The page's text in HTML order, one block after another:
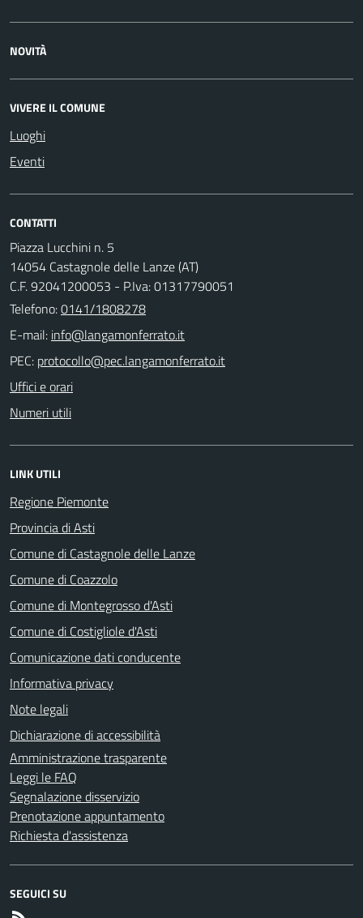
NOVITÀ
VIVERE IL COMUNE
Luoghi
Eventi
CONTATTI
Piazza Lucchini n. 5
14054 Castagnole delle Lanze (AT)
C.F. 92041200053 - P.Iva: 01317790051
Telefono:0141/1808278
E-mail:
PEC:
Uffici e orari
Numeri utili
LINK UTILI
Regione Piemonte
Provincia di Asti
Comune di Castagnole delle Lanze
Comune di Coazzolo
Comune di Montegrosso d'Asti
Comune di Costigliole d'Asti
Comunicazione dati conducente
Informativa privacy
Note legali
Dichiarazione di accessibilità
Amministrazione trasparente
Leggi le FAQ
Segnalazione disservizio
Prenotazione appuntamento
Richiesta d'assistenza
SEGUICI SU